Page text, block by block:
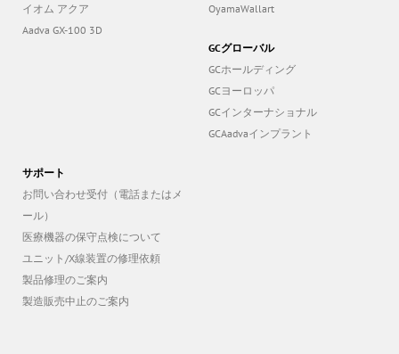
イオム アクア
Aadva GX-100 3D
OyamaWallart
GCグローバル
GCホールディング
GCヨーロッパ
GCインターナショナル
GCAadvaインプラント
サポート
お問い合わせ受付（電話またはメ
ール）
医療機器の保守点検について
ユニット/X線装置の修理依頼
製品修理のご案内
製造販売中止のご案内